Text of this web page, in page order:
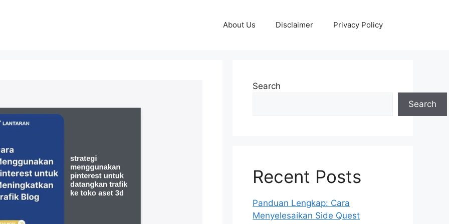
About Us Disclaimer Privacy Policy
Search
Search
Recent Posts
Panduan Lengkap: Cara
Menyelesaikan Side Quest